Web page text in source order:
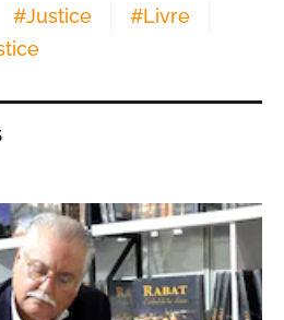
#Justice #Livre